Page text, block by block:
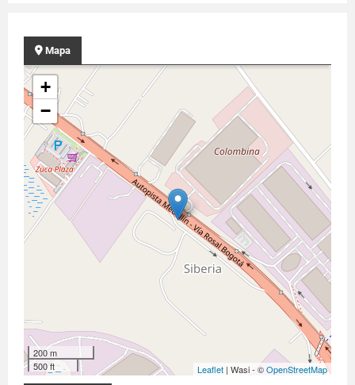
Mapa
+
−
200 m
500 ft
Leaflet | Wasi - ©OpenStreetMap